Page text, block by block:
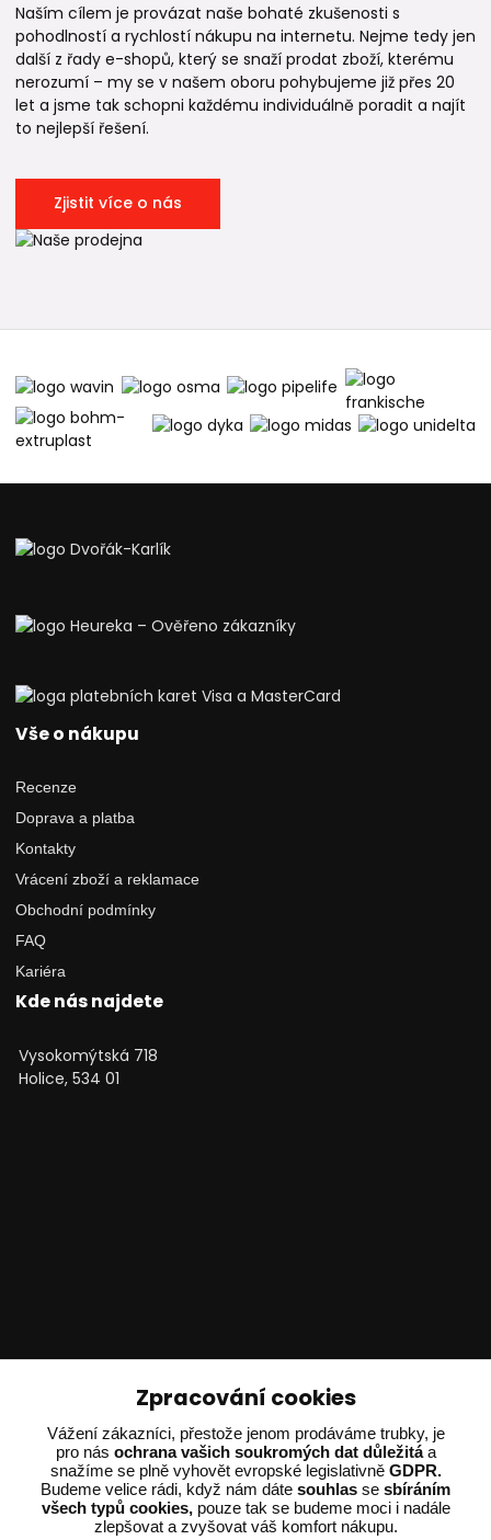
Naším cílem je provázat naše bohaté zkušenosti s
pohodlností a rychlostí nákupu na internetu. Nejme tedy jen
další z řady e-shopů, který se snaží prodat zboží, kterému
nerozumí – my se v našem oboru pohybujeme již přes 20
let a jsme tak schopni každému individuálně poradit a najít
to nejlepší řešení.
Zjistit více o nás
Vše o nákupu
Recenze
Doprava a platba
Kontakty
Vrácení zboží a reklamace
Obchodní podmínky
FAQ
Kariéra
Kde nás najdete
Vysokomýtská 718
Holice, 534 01
Ing. Adam Dvořák
+420 602 234 254
(Po-Pá 8:00 - 15:00)
potrebujiporadit@dvorak-karlik.cz
Zpracování cookies
Vážení zákazníci, přestože jenom prodáváme trubky, je
pro nás ochrana vašich soukromých dat důležitáa
snažíme se plně vyhovět evropské legislativně GDPR.
Budeme velice rádi, když nám dáte souhlas se sbíráním
všech typů cookies,pouze tak se budeme moci i nadále
zlepšovat a zvyšovat váš komfort nákupu.